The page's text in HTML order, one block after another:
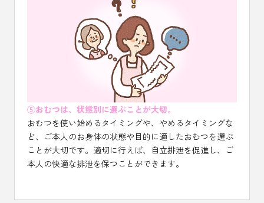
⑤おむつは、状態別に選ぶことが大切。
おむつを使い始めるタイミングや、やめるタイミングな
ど、ご本人のお身体の状態や目的に適したおむつを選ぶ
ことが大切です。適切に行えば、自立排泄を促進し、ご
本人の快適な排泄を保つことができます。